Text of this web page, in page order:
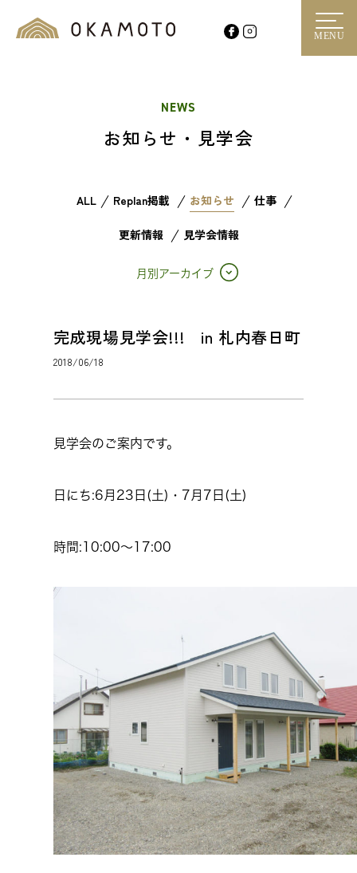
MENU
NEWS
お知らせ・見学会
ALL Replan掲載 お知らせ 仕事
更新情報 見学会情報
月別アーカイブ
完成現場見学会!!! in 札内春日町
2018/06/18
見学会のご案内です。
日にち:6月23日(土)・7月7日(土)
時間:10:00～17:00